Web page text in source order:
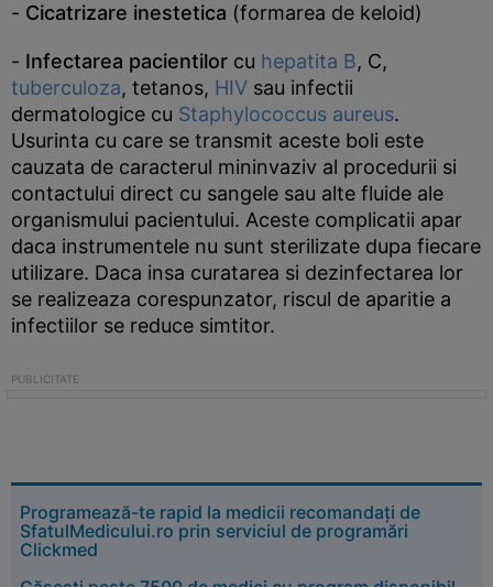
- Cicatrizare inestetica (formarea de keloid)
- Infectarea pacientilor cu hepatita B, C,
tuberculoza, tetanos, HIV sau infectii
dermatologice cu Staphylococcus aureus.
Usurinta cu care se transmit aceste boli este
cauzata de caracterul mininvaziv al procedurii si
contactului direct cu sangele sau alte fluide ale
organismului pacientului. Aceste complicatii apar
daca instrumentele nu sunt sterilizate dupa fiecare
utilizare. Daca insa curatarea si dezinfectarea lor
se realizeaza corespunzator, riscul de aparitie a
infectiilor se reduce simtitor.
Programează-te rapid la medicii recomandați de
SfatulMedicului.ro prin serviciul de programări
Clickmed